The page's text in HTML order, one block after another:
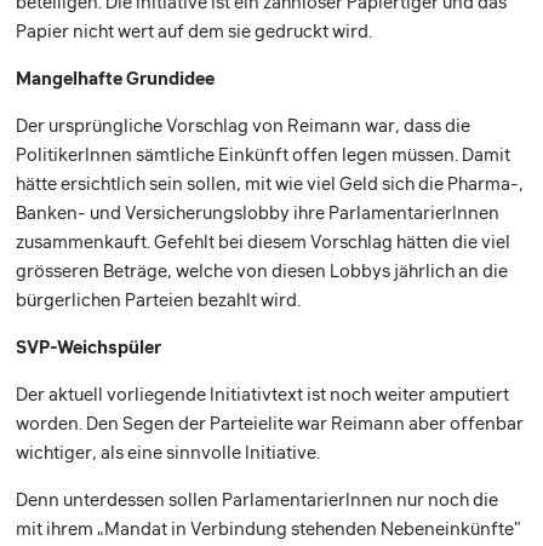
Papier nicht wert auf dem sie gedruckt wird.
Mangelhafte Grundidee
Der ursprüngliche Vorschlag von Reimann war, dass die
PolitikerInnen sämtliche Einkünft offen legen müssen. Damit
hätte ersichtlich sein sollen, mit wie viel Geld sich die Pharma-,
Banken- und Versicherungslobby ihre ParlamentarierInnen
zusammenkauft. Gefehlt bei diesem Vorschlag hätten die viel
grösseren Beträge, welche von diesen Lobbys jährlich an die
bürgerlichen Parteien bezahlt wird.
SVP-Weichspüler
Der aktuell vorliegende Initiativtext ist noch weiter amputiert
worden. Den Segen der Parteielite war Reimann aber offenbar
wichtiger, als eine sinnvolle Initiative.
Denn unterdessen sollen ParlamentarierInnen nur noch die
mit ihrem „Mandat in Verbindung stehenden Nebeneinkünfte"